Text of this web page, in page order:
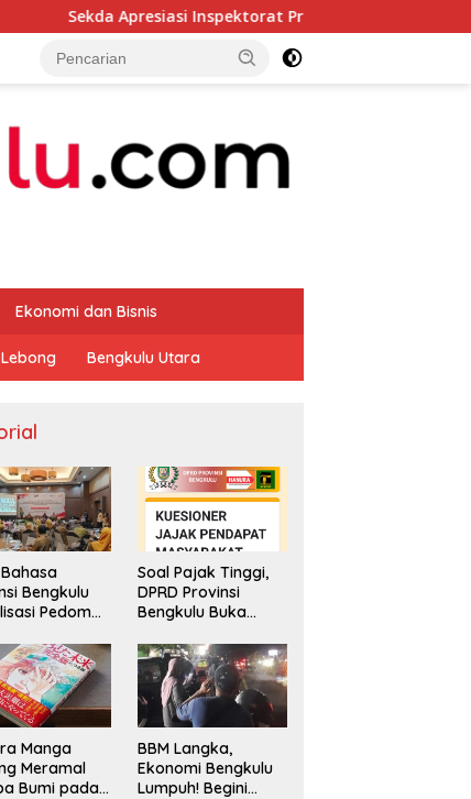
Inspektorat Provinsi Bengkulu Dukung Gerakan Donor
Ekonomi dan Bisnis
Lebong Bengkulu Utara
Bengkulu
Pedoman
Indonesia
Soal Pajak Tinggi,
DPRD Provinsi
Bengkulu Buka
Pengaduan
Masyarakat
Manga
Meramal
Bumi pada
BBM Langka,
Ekonomi Bengkulu
Lumpuh! Begini